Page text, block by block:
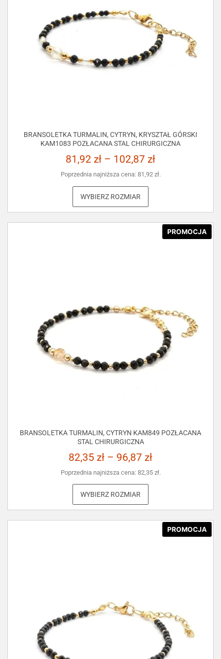
BRANSOLETKA TURMALIN, CYTRYN, KRYSZTAŁ GÓRSKI
KAM1083 POZŁACANA STAL CHIRURGICZNA
81,92 zł – 102,87 zł
Poprzednia najniższa cena: 81,92 zł.
WYBIERZ ROZMIAR
PROMOCJA
BRANSOLETKA TURMALIN, CYTRYN KAM849 POZŁACANA
STAL CHIRURGICZNA
82,35 zł – 96,87 zł
Poprzednia najniższa cena: 82,35 zł.
WYBIERZ ROZMIAR
PROMOCJA